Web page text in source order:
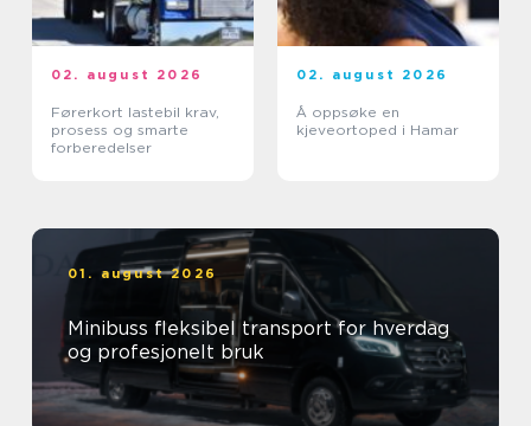
02. august 2026
Førerkort lastebil krav,
prosess og smarte
forberedelser
02. august 2026
Å oppsøke en
kjeveortoped i Hamar
01. august 2026
Minibuss fleksibel transport for hverdag
og profesjonelt bruk